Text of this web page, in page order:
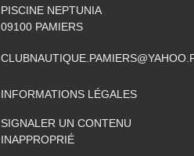
PISCINE NEPTUNIA
09100 PAMIERS
INFORMATIONS LÉGALES
SIGNALER UN CONTENU
INAPPROPRIÉ